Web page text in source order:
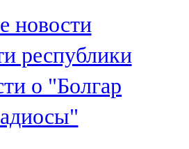
новости
республики
о "Болгар